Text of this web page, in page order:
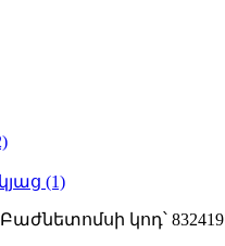
Բաժնետոմսի կոդ՝ 832419